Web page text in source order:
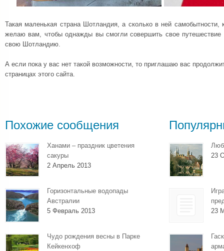
Такая маленькая страна Шотландия, а сколько в ней
желаю вам, чтобы однажды вы смогли совершить свое путешествие
свою Шотландию.
А если пока у вас нет такой возможности, то приглашаю вас
страницах этого сайта.
Похожие сообщения
Ханами – праздник цветения
сакуры
2 Апрель 2013
Горизонтальные водопады
Австралии
5 Февраль 2013
Чудо рождения весны в Парке
Кейкенхоф
23
23